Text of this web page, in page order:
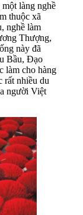
làng nghề
thuộc xã
nghề làm
Thượng,
này đã
Bầu, Đạo
làm cho hàng
rất nhiều du
người Việt